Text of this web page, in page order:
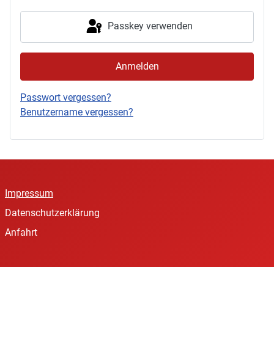
Passkey verwenden
Anmelden
Passwort vergessen?
Benutzername vergessen?
Impressum
Datenschutzerklärung
Anfahrt